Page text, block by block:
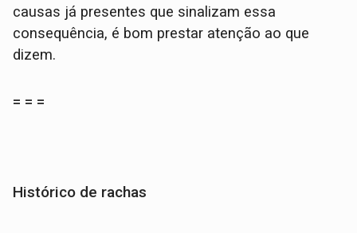
causas já presentes que sinalizam essa
consequência, é bom prestar atenção ao que
dizem.
= = =
Histórico de rachas